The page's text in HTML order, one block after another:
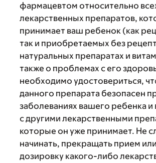
фармацевтом относительно
лекарственных препаратов,
принимает ваш ребенок (как
так и приобретаемых без
натуральных препаратах и
также о проблемах с его
необходимо удостовериться,
данного препарата безопасен
заболеваниях вашего ребенка и
с другими лекарственными
которые он уже принимает. Не
начинать, прекращать прием
дозировку какого-либо